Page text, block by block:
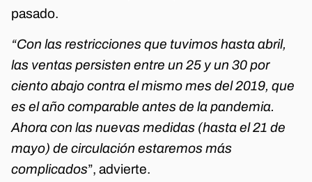
pasado.
“Con las restricciones que tuvimos hasta abril,
las ventas persisten entre un 25 y un 30 por
ciento abajo contra el mismo mes del 2019, que
es el año comparable antes de la pandemia.
Ahora con las nuevas medidas (hasta el 21 de
mayo) de circulación estaremos más
complicados”, advierte.